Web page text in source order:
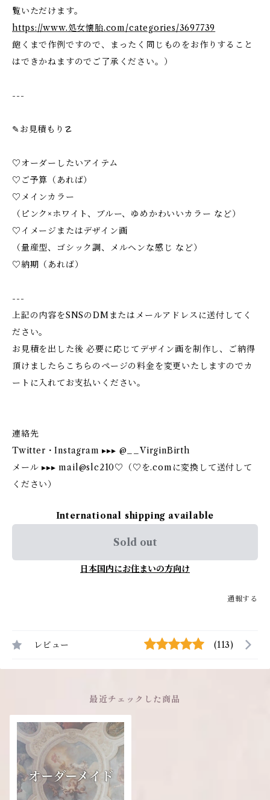
覧いただけます。
https://www.処女懐胎.com/categories/3697739
飽くまで作例ですので、まったく同じものをお作りすること
はできかねますのでご了承ください。）
---
✎お見積もり☡
♡オーダーしたいアイテム
♡ご予算（あれば）
♡メインカラー
（ピンク×ホワイト、ブルー、ゆめかわいいカラー など）
♡イメージまたはデザイン画
（量産型、ゴシック調、メルヘンな感じ など）
♡納期（あれば）
---
上記の内容をSNSのDMまたはメールアドレスに送付してく
ださい。
お見積を出した後 必要に応じてデザイン画を制作し、ご納得
頂けましたらこちらのページの料金を変更いたしますのでカ
ートに入れてお支払いください。
連絡先
Twitter・Instagram ▸▸▸ @__VirginBirth
メール ▸▸▸ mail@slc210♡（♡を.comに変換して送付して
ください）
International shipping available
Sold out
日本国内にお住まいの方向け
通報する
レビュー (113)
最近チェックした商品